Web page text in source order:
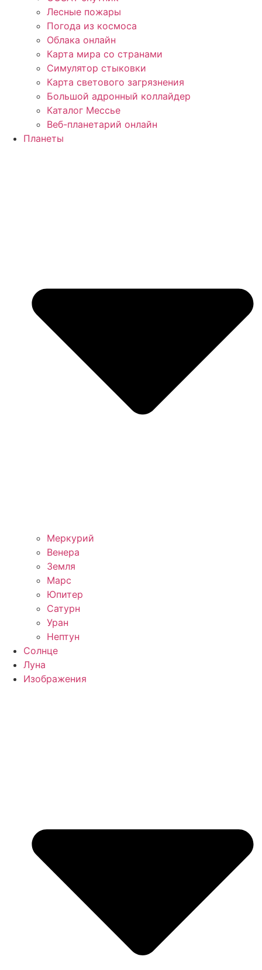
Лесные пожары
Погода из космоса
Облака онлайн
Карта мира со странами
Симулятор стыковки
Карта светового загрязнения
Большой адронный коллайдер
Каталог Мессье
Веб-планетарий онлайн
Планеты
Меркурий
Венера
Земля
Марс
Юпитер
Сатурн
Уран
Нептун
Солнце
Луна
Изображения